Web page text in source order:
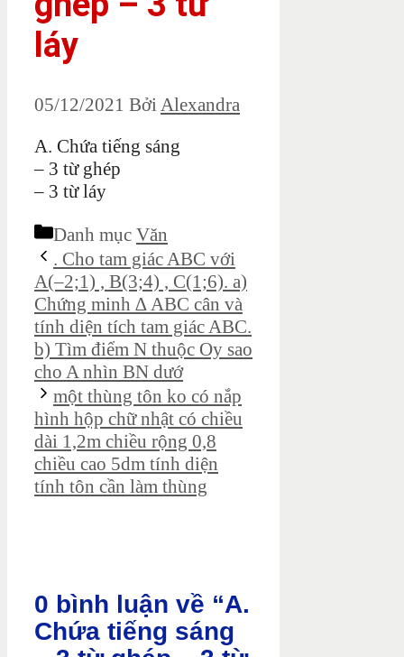
láy
05/12/2021 BởiAlexandra
A. Chứa tiếng sáng
– 3 từ ghép
– 3 từ láy
Danh mục Văn
. Cho tam giác ABC với
A(–2;1) , B(3;4) , C(1;6). a)
Chứng minh ∆ ABC cân và
tính diện tích tam giác ABC.
b) Tìm điểm N thuộc Oy sao
cho A nhìn BN dướ
một thùng tôn ko có nắp
hình hộp chữ nhật có chiều
dài 1,2m chiều rộng 0,8
chiều cao 5dm tính diện
tính tôn cần làm thùng
0 bình luận về “A.
Chứa tiếng sáng